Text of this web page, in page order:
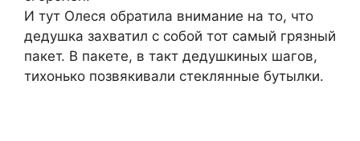
И тут Олеся обратила внимание на то, что
дедушка захватил с собой тот самый грязный
пакет. В пакете, в такт дедушкиных шагов,
тихонько позвякивали стеклянные бутылки.